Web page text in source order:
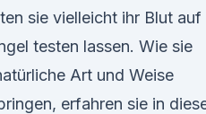
sie vielleicht ihr Blut auf
testen lassen. Wie sie
Art und Weise
erfahren sie in